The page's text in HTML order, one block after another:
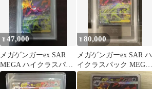
¥47,000
メガゲンガーex SAR
MEGA ハイクラスパッ
ク MEGAドリームex
キ…
¥80,000
メガゲンガーex SAR ハ
イクラスパック MEGA
ドリームex ARS10